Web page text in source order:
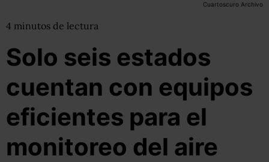
Cuartoscuro Archivo
4 minutos de lectura
Solo seis estados
cuentan con equipos
eficientes para el
monitoreo del aire